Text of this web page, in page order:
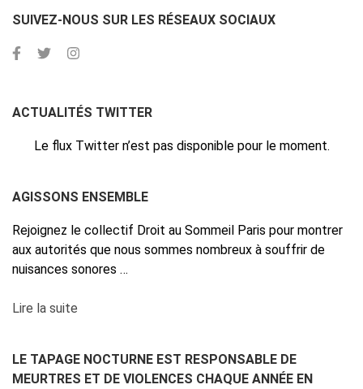
SUIVEZ-NOUS SUR LES RÉSEAUX SOCIAUX
ACTUALITÉS TWITTER
Le flux Twitter n’est pas disponible pour le moment.
AGISSONS ENSEMBLE
Rejoignez le collectif Droit au Sommeil Paris pour montrer
aux autorités que nous sommes nombreux à souffrir de
nuisances sonores …
Lire la suite
LE TAPAGE NOCTURNE EST RESPONSABLE DE
MEURTRES ET DE VIOLENCES CHAQUE ANNÉE EN